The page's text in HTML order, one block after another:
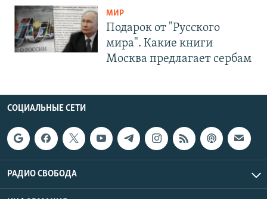
МИР
Подарок от "Русского
мира". Какие книги
Москва предлагает сербам
СОЦИАЛЬНЫЕ СЕТИ
РАДИО СВОБОДА